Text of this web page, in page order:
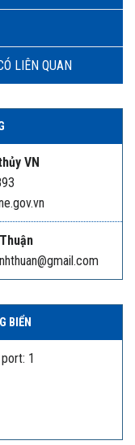
LIÊN QUAN
VN
BIỂN
1